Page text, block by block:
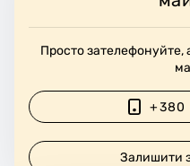
Просто зателефонуйте,
+380
Залишити